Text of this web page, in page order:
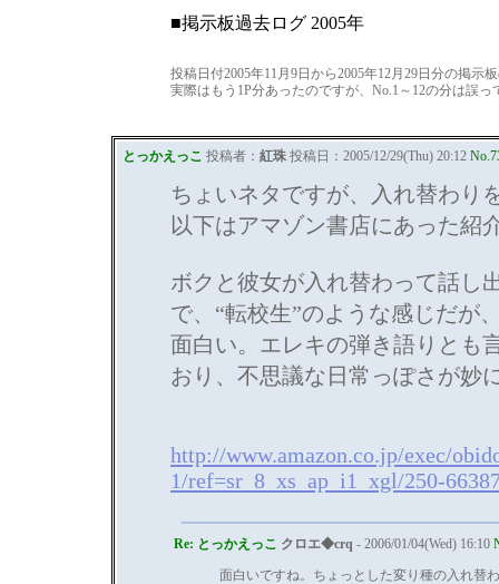
■掲示板過去ログ 2005年
投稿日付2005年11月9日から2005年12月29日分の掲示
実際はもう1P分あったのですが、No.1～12の分は誤っ
とっかえっこ 投稿者： 紅珠 投稿日：2005/12/29(Thu) 20:12
ちょいネタですが、入れ替わり
以下はアマゾン書店にあった紹
ボクと彼女が入れ替わって話し
で、“転校生”のような感じだが
面白い。エレキの弾き語りとも
おり、不思議な日常っぽさが妙
http://www.amazon.co.jp/exec/
1/ref=sr_8_xs_ap_i1_xgl/250-
Re: とっかえっこ クロエ◆crq - 2006/01/04(Wed) 16:10
面白いですね。ちょっとした変り種の入れ替